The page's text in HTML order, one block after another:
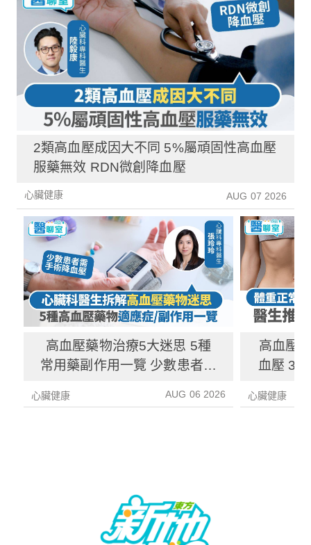
2類高血壓成因大不同 5%屬頑固性高血壓
服藥無效 RDN微創降血壓
心臟健康 AUG 07 2026
高血壓藥物治療5大迷思 5種
常用藥副作用一覽 少數患者需
心臟健康 AUG 06 2026
高血壓
血壓 3
心臟健康